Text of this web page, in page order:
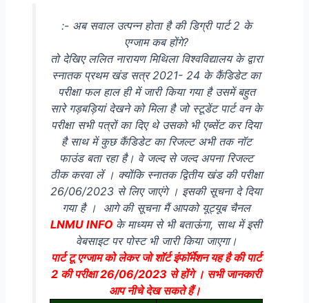
:- अब सवाल उत्पन्न होता है की डिग्री पार्ट 2 के
एग्जाम कब होंगे?
तो देखिए ललित नारायण मिथिला विश्वविद्यालय के द्वारा
स्नातक प्रथम खंड सत्र 2021- 24 के कैंडिडेट का
परीक्षा फल हाल ही में जारी किया गया है उसमें बहुत
सारे गड़बड़ियां देखने को मिला है जो स्टूडेंट पार्ट वन के
परीक्षा सभी पत्रों का दिए थे उसको भी एब्सेंट कर दिया
है साथ में कुछ कैंडिडेट का रिजल्ट अभी तक नॉट
फाउंड बता रहा है। वे जल्द से जल्द अपना रिजल्ट
ठीक करवा लें । क्योंकि स्नातक द्वितीय खंड की परीक्षा
26/06/2023 से लिए जाएंगे । इसकी सूचना दे दिया
गया है । आगे की सूचना मैं आपको यूट्यूब चैनल
LNMU INFO के माध्यम से भी बताऊंगा, साथ में इसी
वेबसाइट पर पोस्ट भी जारी किया जाएगा।
पार्ट टू एग्जाम को लेकर जो शॉर्ट इंफॉर्मेशन यह है की पार्ट
2 की परीक्षा 26/06/2023 से होंगे । सभी जानकारी
आप नीचे देख सकते हैं।